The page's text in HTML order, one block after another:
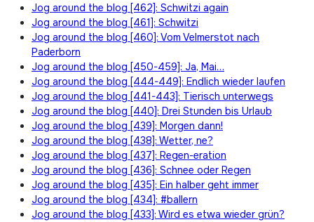
Jog around the blog [462]: Schwitzi again
Jog around the blog [461]: Schwitzi
Jog around the blog [460]: Vom Velmerstot nach
Paderborn
Jog around the blog [450-459]: Ja, Mai…
Jog around the blog [444-449]: Endlich wieder laufen
Jog around the blog [441-443]: Tierisch unterwegs
Jog around the blog [440]: Drei Stunden bis Urlaub
Jog around the blog [439]: Morgen dann!
Jog around the blog [438]: Wetter, ne?
Jog around the blog [437]: Regen-eration
Jog around the blog [436]: Schnee oder Regen
Jog around the blog [435]: Ein halber geht immer
Jog around the blog [434]: #ballern
Jog around the blog [433]: Wird es etwa wieder grün?